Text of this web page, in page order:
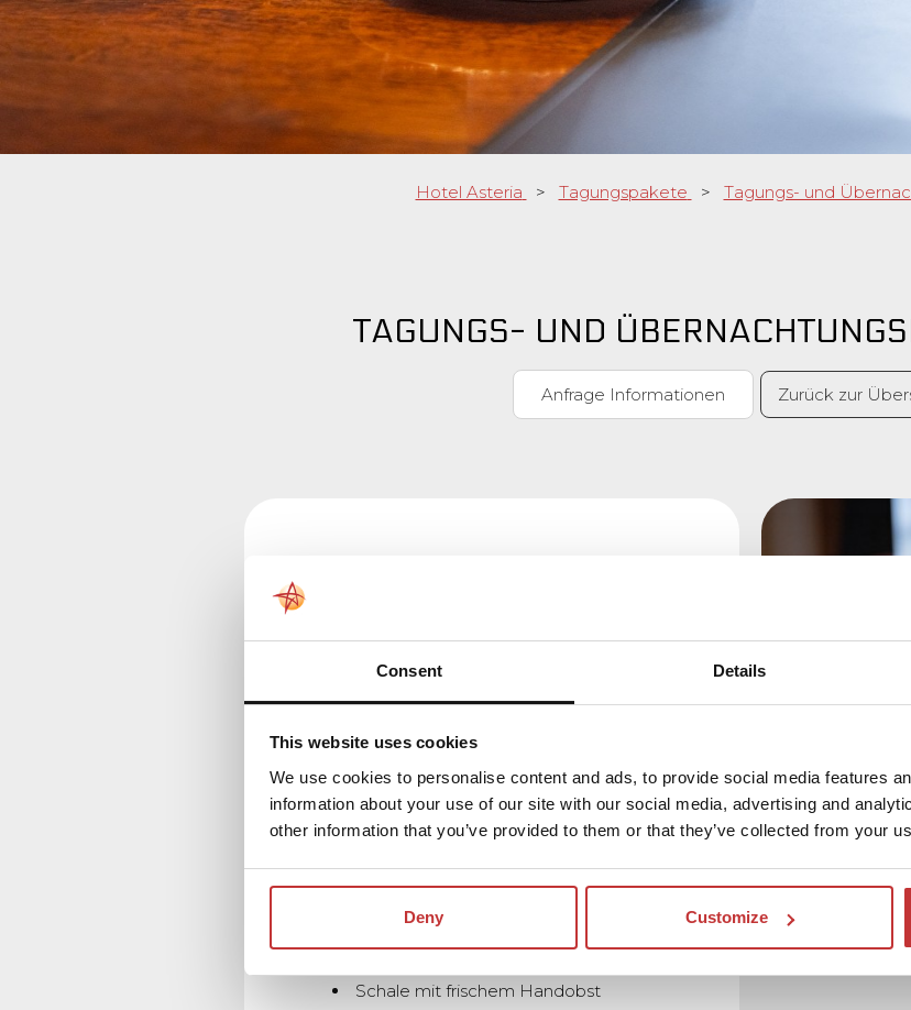
Consent Details
This website uses cookies
We use cookies to personalise content and ads, to provide social media features
information about your use of our site with our social media, advertising and
other information that you’ve provided to them or that they’ve collected from your
Deny Customize
Hotel Asteria > Tagungspakete > Tagungs- und
TAGUNGS- UND
Anfrage Informationen Zurück zur
und Kuchen
Restaurant
Unbegrenzt Kaffee/Tee, Eiswasser und
Softdrinks während des Meetings
Nutzung von Flipchart,
Konferenzkoffer und Leinwand im
Nutzung eines Beamers oder AV-
Schale mit frischem Handobst